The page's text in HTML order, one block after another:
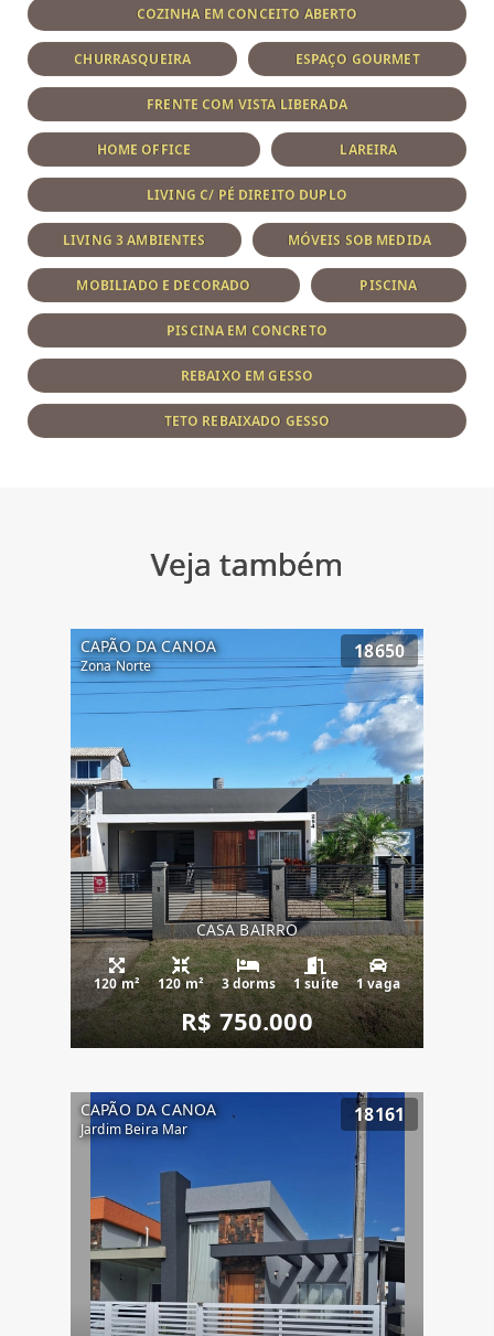
COZINHA EM CONCEITO ABERTO
CHURRASQUEIRA ESPAÇO GOURMET
FRENTE COM VISTA LIBERADA
HOME OFFICE LAREIRA
LIVING C/ PÉ DIREITO DUPLO
LIVING 3 AMBIENTES MÓVEIS SOB MEDIDA
MOBILIADO E DECORADO PISCINA
PISCINA EM CONCRETO
REBAIXO EM GESSO
TETO REBAIXADO GESSO
Veja também
CAPÃO DA CANOA
Zona Norte
18650
CASA BAIRRO
120 m² 120 m² 3 dorms 1 suíte 1 vaga
R$ 750.000
CAPÃO DA CANOA
Jardim Beira Mar
18161